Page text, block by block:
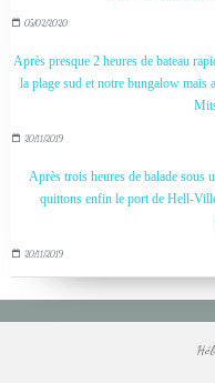
05/02/2020
Après presque 2 heures de bateau
la plage sud et notre bungalow mais
20/11/2019
Après trois heures de balade sous
quittons enfin le port de Hell-
20/11/2019